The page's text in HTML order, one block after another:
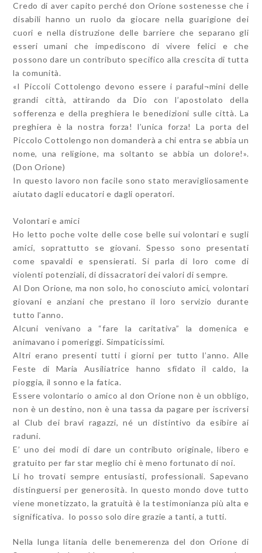
Credo di aver capito perché don Orione sostenesse che i
disabili hanno un ruolo da giocare nella guarigione dei
cuori e nella distruzione delle barriere che separano gli
esseri umani che impediscono di vivere felici e che
possono dare un contributo specifico alla crescita di tutta
la comunità.
«I Piccoli Cottolengo devono essere i paraful¬mini delle
grandi città, attirando da Dio con l’apostolato della
sofferenza e della preghiera le benedizioni sulle città. La
preghiera è la nostra forza! l’unica forza! La porta del
Piccolo Cottolengo non domanderà a chi entra se abbia un
nome, una religione, ma soltanto se abbia un dolore!».
(Don Orione)
In questo lavoro non facile sono stato meravigliosamente
aiutato dagli educatori e dagli operatori.
Volontari e amici
Ho letto poche volte delle cose belle sui volontari e sugli
amici, soprattutto se giovani. Spesso sono presentati
come spavaldi e spensierati. Si parla di loro come di
violenti potenziali, di dissacratori dei valori di sempre.
Al Don Orione, ma non solo, ho conosciuto amici, volontari
giovani e anziani che prestano il loro servizio durante
tutto l’anno.
Alcuni venivano a “fare la caritativa” la domenica e
animavano i pomeriggi. Simpaticissimi.
Altri erano presenti tutti i giorni per tutto l’anno. Alle
Feste di Maria Ausiliatrice hanno sfidato il caldo, la
pioggia, il sonno e la fatica.
Essere volontario o amico al don Orione non è un obbligo,
non è un destino, non è una tassa da pagare per iscriversi
al Club dei bravi ragazzi, né un distintivo da esibire ai
raduni.
E’ uno dei modi di dare un contributo originale, libero e
gratuito per far star meglio chi è meno fortunato di noi.
Li ho trovati sempre entusiasti, professionali. Sapevano
distinguersi per generosità. In questo mondo dove tutto
viene monetizzato, la gratuità è la testimonianza più alta e
significativa. Io posso solo dire grazie a tanti, a tutti.
Nella lunga litania delle benemerenza del don Orione di